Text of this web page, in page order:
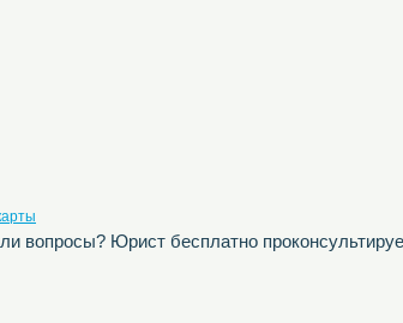
вопросы? Юрист бесплатно